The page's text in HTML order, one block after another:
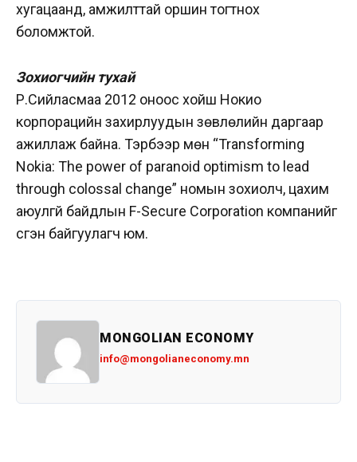
хугацаанд, амжилттай оршин тогтнох
боломжтой.
Зохиогчийн тухай
Р.Сийласмаа 2012 оноос хойш Нокио
корпорацийн захирлуудын зөвлөлийн даргаар
ажиллаж байна. Тэрбээр мөн “Transforming
Nokia: The power of paranoid optimism to lead
through colossal change” номын зохиолч, цахим
аюулгүй байдлын F-Secure Corporation компанийг
үүсгэн байгуулагч юм.
MONGOLIAN ECONOMY
info@mongolianeconomy.mn